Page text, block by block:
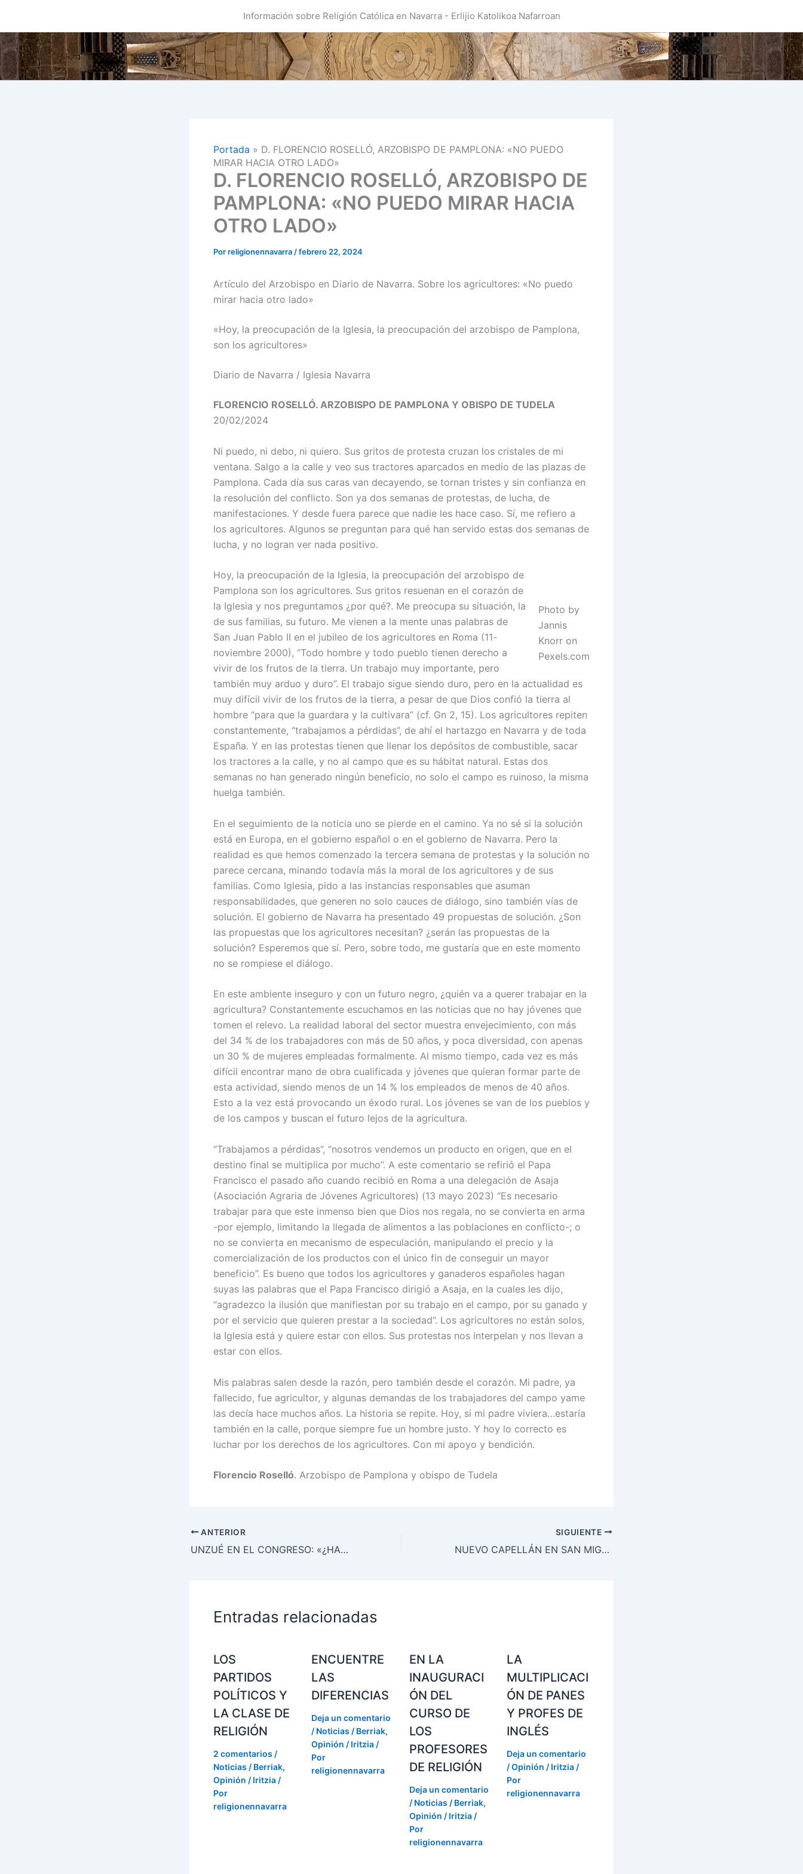
contenido
Información sobre Religión Católica en Navarra - Erlijio Katolikoa Nafarroan
Portada » D. FLORENCIO ROSELLÓ, ARZOBISPO DE PAMPLONA: «NO PUEDO
MIRAR HACIA OTRO LADO»
D. FLORENCIO ROSELLÓ, ARZOBISPO DE
PAMPLONA: «NO PUEDO MIRAR HACIA
OTRO LADO»
Porreligionennavarra /febrero 22, 2024
Artículo del Arzobispo en Diario de Navarra. Sobre los agricultores: «No puedo
mirar hacia otro lado»
«Hoy, la preocupación de la Iglesia, la preocupación del arzobispo de Pamplona,
son los agricultores»
Diario de Navarra / Iglesia Navarra
FLORENCIO ROSELLÓ. ARZOBISPO DE PAMPLONA Y OBISPO DE TUDELA
20/02/2024
Ni puedo, ni debo, ni quiero. Sus gritos de protesta cruzan los cristales de mi
ventana. Salgo a la calle y veo sus tractores aparcados en medio de las plazas de
Pamplona. Cada día sus caras van decayendo, se tornan tristes y sin confianza en
la resolución del conflicto. Son ya dos semanas de protestas, de lucha, de
manifestaciones. Y desde fuera parece que nadie les hace caso. Sí, me refiero a
los agricultores. Algunos se preguntan para qué han servido estas dos semanas de
lucha, y no logran ver nada positivo.
Photo by
Jannis
Knorr on
Pexels.com
Hoy, la preocupación de la Iglesia, la preocupación del arzobispo de
Pamplona son los agricultores. Sus gritos resuenan en el corazón de
la Iglesia y nos preguntamos ¿por qué?. Me preocupa su situación, la
de sus familias, su futuro. Me vienen a la mente unas palabras de
San Juan Pablo II en el jubileo de los agricultores en Roma (11-
noviembre 2000), “Todo hombre y todo pueblo tienen derecho a
vivir de los frutos de la tierra. Un trabajo muy importante, pero
también muy arduo y duro”. El trabajo sigue siendo duro, pero en la actualidad es
muy difícil vivir de los frutos de la tierra, a pesar de que Dios confió la tierra al
hombre “para que la guardara y la cultivara” (cf. Gn 2, 15). Los agricultores repiten
constantemente, “trabajamos a pérdidas”, de ahí el hartazgo en Navarra y de toda
España. Y en las protestas tienen que llenar los depósitos de combustible, sacar
los tractores a la calle, y no al campo que es su hábitat natural. Estas dos
semanas no han generado ningún beneficio, no solo el campo es ruinoso, la misma
huelga también.
En el seguimiento de la noticia uno se pierde en el camino. Ya no sé si la solución
está en Europa, en el gobierno español o en el gobierno de Navarra. Pero la
realidad es que hemos comenzado la tercera semana de protestas y la solución no
parece cercana, minando todavía más la moral de los agricultores y de sus
familias. Como Iglesia, pido a las instancias responsables que asuman
responsabilidades, que generen no solo cauces de diálogo, sino también vías de
solución. El gobierno de Navarra ha presentado 49 propuestas de solución. ¿Son
las propuestas que los agricultores necesitan? ¿serán las propuestas de la
solución? Esperemos que sí. Pero, sobre todo, me gustaría que en este momento
no se rompiese el diálogo.
En este ambiente inseguro y con un futuro negro, ¿quién va a querer trabajar en la
agricultura? Constantemente escuchamos en las noticias que no hay jóvenes que
tomen el relevo. La realidad laboral del sector muestra envejecimiento, con más
del 34 % de los trabajadores con más de 50 años, y poca diversidad, con apenas
un 30 % de mujeres empleadas formalmente. Al mismo tiempo, cada vez es más
difícil encontrar mano de obra cualificada y jóvenes que quieran formar parte de
esta actividad, siendo menos de un 14 % los empleados de menos de 40 años.
Esto a la vez está provocando un éxodo rural. Los jóvenes se van de los pueblos y
de los campos y buscan el futuro lejos de la agricultura.
“Trabajamos a pérdidas”, “nosotros vendemos un producto en origen, que en el
destino final se multiplica por mucho”. A este comentario se refirió el Papa
Francisco el pasado año cuando recibió en Roma a una delegación de Asaja
(Asociación Agraria de Jóvenes Agricultores) (13 mayo 2023) “Es necesario
trabajar para que este inmenso bien que Dios nos regala, no se convierta en arma
-por ejemplo, limitando la llegada de alimentos a las poblaciones en conflicto-; o
no se convierta en mecanismo de especulación, manipulando el precio y la
comercialización de los productos con el único fin de conseguir un mayor
beneficio”. Es bueno que todos los agricultores y ganaderos españoles hagan
suyas las palabras que el Papa Francisco dirigió a Asaja, en la cuales les dijo,
“agradezco la ilusión que manifiestan por su trabajo en el campo, por su ganado y
por el servicio que quieren prestar a la sociedad”. Los agricultores no están solos,
la Iglesia está y quiere estar con ellos. Sus protestas nos interpelan y nos llevan a
estar con ellos.
Mis palabras salen desde la razón, pero también desde el corazón. Mi padre, ya
fallecido, fue agricultor, y algunas demandas de los trabajadores del campo yame
las decía hace muchos años. La historia se repite. Hoy, si mi padre viviera…estaría
también en la calle, porque siempre fue un hombre justo. Y hoy lo correcto es
luchar por los derechos de los agricultores. Con mi apoyo y bendición.
Florencio Roselló. Arzobispo de Pamplona y obispo de Tudela
ANTERIOR
UNZUÉ EN EL CONGRESO: «¿HASTA CUÁNDO NOS VÁIS A SEGUIR IGNORANDO?»
SIGUIENTE
NUEVO CAPELLÁN EN SAN MIGUEL DE ARALARen KAPERAU BERRIA
Entradas relacionadas
LOS
PARTIDOS
POLÍTICOS Y
LA CLASE DE
RELIGIÓN
2 comentarios /
Noticias / Berriak,
Opinión / Iritzia /
Por
religionennavarra
ENCUENTRE
LAS
DIFERENCIAS
Deja un comentario
/ Noticias / Berriak,
Opinión / Iritzia/
Por
religionennavarra
EN LA
INAUGURACI
ÓN DEL
CURSO DE
LOS
PROFESORES
DE RELIGIÓN
Deja un comentario
/ Noticias / Berriak,
Opinión / Iritzia/
Por
religionennavarra
LA
MULTIPLICACI
ÓN DE PANES
Y PROFES DE
INGLÉS
Deja un comentario
/Opinión / Iritzia /
Por
religionennavarra